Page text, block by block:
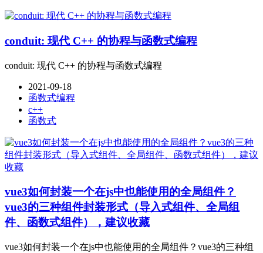
conduit: 现代 C++ 的协程与函数式编程
conduit: 现代 C++ 的协程与函数式编程
2021-09-18
函数式编程
c++
函数式
vue3如何封装一个在js中也能使用的全局组件？
vue3的三种组件封装形式（导入式组件、全局组
件、函数式组件），建议收藏
vue3如何封装一个在js中也能使用的全局组件？vue3的三种组